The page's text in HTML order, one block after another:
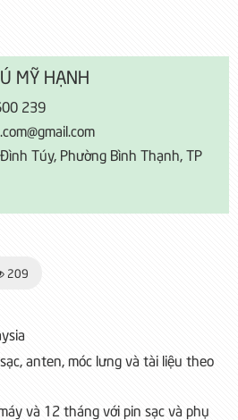
MỸ HẠNH
239
Túy, Phường Bình Thạnh, TP
209
anten, móc lưng và tài liệu theo
và 12 tháng với pin sạc và phụ